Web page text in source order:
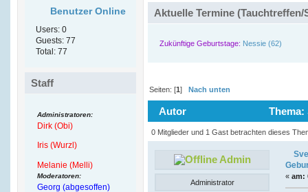
Benutzer Online
Users: 0
Guests: 77
Total: 77
Staff
Administratoren:
Dirk (Obi)
Iris (Wurzl)
Melanie (Melli)
Moderatoren:
Georg (abgesoffen)
Aktuelle Termine
Zukünftige Geburtstage: Nessie (62)
Seiten: [1]Nach unten
Autor
Thema:
5810 mal)
0 Mitglieder und 1 Gast betrachten dieses
Admin
Administrator
« am: